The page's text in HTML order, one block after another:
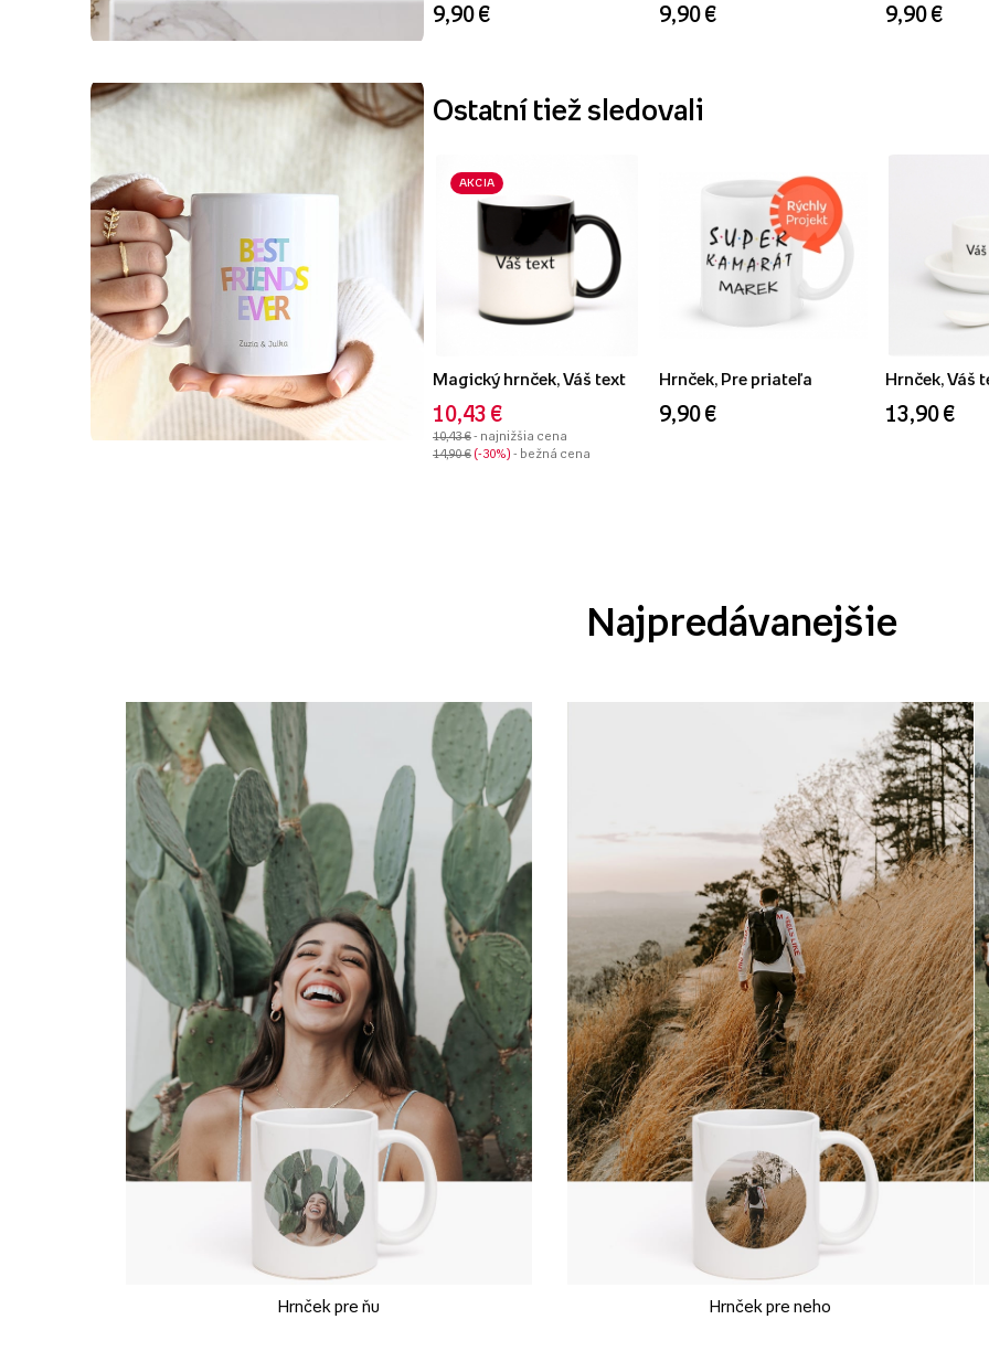
9,90 € 9,90 € 9,90 €
Ostatní tiež sledovali
AKCIA
Magický hrnček, Váš text
10,43 €
10,43 €- najnižšia cena
14,90 € -30% - bežná cena
Hrnček, Pre priateľa
9,90 €
Hrnček, Váš
13,90 €
Najpredávanejšie
Hrnček pre ňu Hrnček pre neho